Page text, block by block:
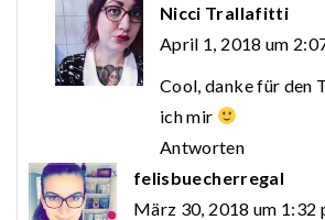
Nicci Trallafitti
April 1, 2018 um
Cool, danke für den
ich mir
Antworten
felisbuecherregal
März 30, 2018 um 1:32